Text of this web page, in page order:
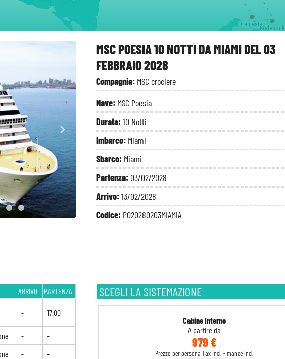
MSC POESIA 10 NOTTI DA MIAMI DEL 03
FEBBRAIO 2028
Compagnia: MSC crociere
Nave: MSC Poesia
Durata:10 Notti
Imbarco: Miami
Sbarco: Miami
Partenza: 03/02/2028
Arrivo:13/02/2028
Codice: PO20280203MIAMIA
SCEGLI LA SISTEMAZIONE
Cabine Interne
A partire da
979 €
Prezzo per persona Tax Incl. - mance incl.
ARRIVO PARTENZA
- 17:00
-
-
- -
Oranjestad
Kralendijk